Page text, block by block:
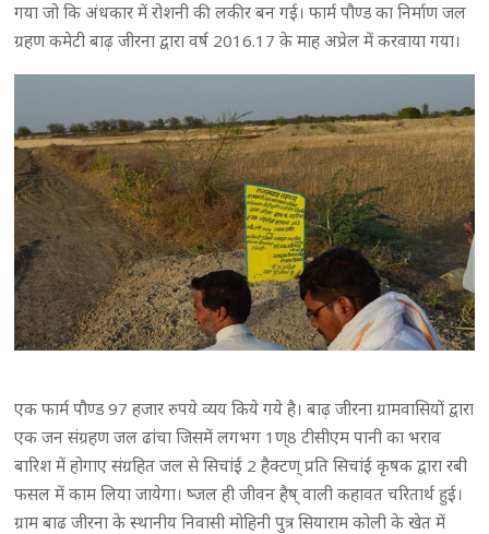
गया जो कि अंधकार में रोशनी की लकीर बन गई। फार्म पौण्ड का निर्माण जल
ग्रहण कमेटी बाढ़ जीरना द्वारा वर्ष 2016.17 के माह अप्रेल में करवाया गया।
एक फार्म पौण्ड 97 हजार रुपये व्यय किये गये है। बाढ़ जीरना ग्रामवासियों द्वारा
एक जन संग्रहण जल ढांचा जिसमें लगभग 1ण्8 टीसीएम पानी का भराव
बारिश में होगाए संग्रहित जल से सिचांई 2 हैक्टण् प्रति सिचांई कृषक द्वारा रबी
फसल में काम लिया जायेगा। ष्जल ही जीवन हैष् वाली कहावत चरितार्थ हुई।
ग्राम बाढ जीरना के स्थानीय निवासी मोहिनी पुत्र सियाराम कोली के खेत में